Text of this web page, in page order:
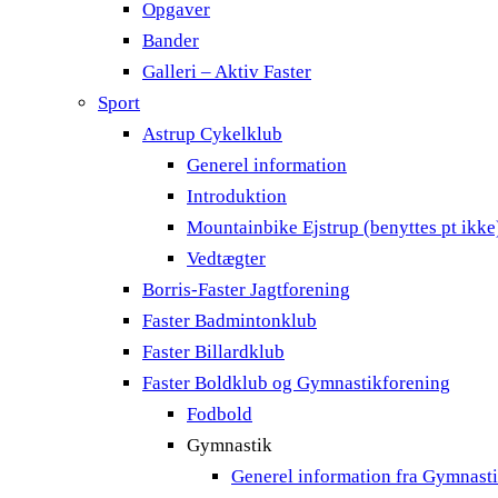
Opgaver
Bander
Galleri – Aktiv Faster
Sport
Astrup Cykelklub
Generel information
Introduktion
Mountainbike Ejstrup (benyttes pt
Vedtægter
Borris-Faster Jagtforening
Faster Badmintonklub
Faster Billardklub
Faster Boldklub og Gymnastikforening
Fodbold
Gymnastik
Generel information fra